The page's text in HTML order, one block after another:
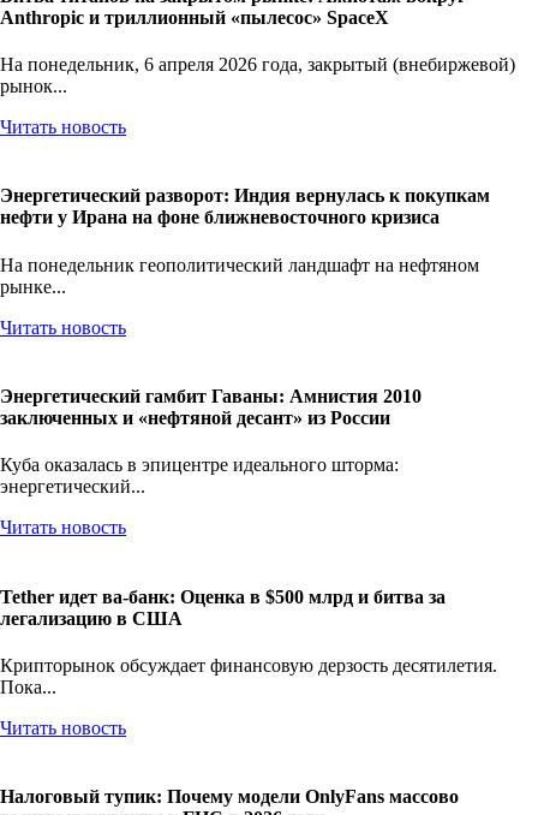
Anthropic и триллионный «пылесос» SpaceX
На понедельник, 6 апреля 2026 года, закрытый (внебиржевой)
рынок...
Читать новость
Энергетический разворот: Индия вернулась к покупкам
нефти у Ирана на фоне ближневосточного кризиса
На понедельник геополитический ландшафт на нефтяном
рынке...
Читать новость
Энергетический гамбит Гаваны: Амнистия 2010
заключенных и «нефтяной десант» из России
Куба оказалась в эпицентре идеального шторма:
энергетический...
Читать новость
Tether идет ва-банк: Оценка в $500 млрд и битва за
легализацию в США
Крипторынок обсуждает финансовую дерзость десятилетия.
Пока...
Читать новость
Налоговый тупик: Почему модели OnlyFans массово